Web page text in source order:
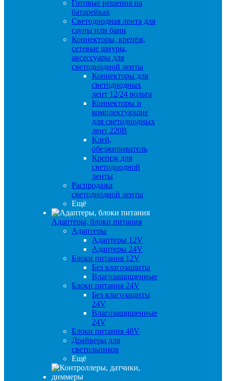
Готовые решения на
батарейках
Светодиодная лента для
сауны или бани
Коннекторы, крепёж,
сетевые шнуры,
аксессуары для
светодиодной ленты
Коннекторы для
светодиодных
лент 12/24 вольта
Коннекторы и
комплектующие
для светодиодных
лент 220В
Клей,
обезжириватель
Крепеж для
светодиодной
ленты
Распродажа
светодиодной ленты
Ещё
Адаптеры, блоки питания
Адаптеры
Адаптеры 12V
Адаптеры 24V
Блоки питания 12V
Без влагозащиты
Влагозащищенные
Блоки питания 24V
Без влагозащиты
24V
Влагозащищенные
24V
Блоки питания 48V
Драйверы для
светильников
Ещё